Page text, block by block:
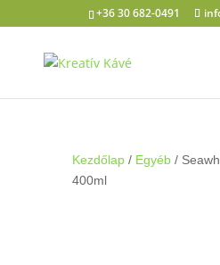
+36 30 682-0491
Kezdőlap/ Egyéb/
400ml